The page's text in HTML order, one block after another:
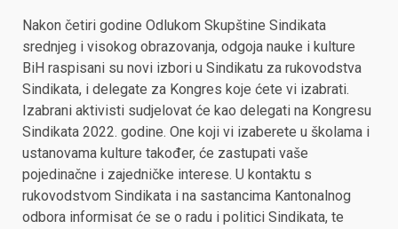
Nakon četiri godine Odlukom Skupštine Sindikata
srednjeg i visokog obrazovanja, odgoja nauke i kulture
BiH raspisani su novi izbori u Sindikatu za rukovodstva
Sindikata, i delegate za Kongres koje ćete vi izabrati.
Izabrani aktivisti sudjelovat će kao delegati na Kongresu
Sindikata 2022. godine. One koji vi izaberete u školama i
ustanovama kulture također, će zastupati vaše
pojedinačne i zajedničke interese. U kontaktu s
rukovodstvom Sindikata i na sastancima Kantonalnog
odbora informisat će se o radu i politici Sindikata, te